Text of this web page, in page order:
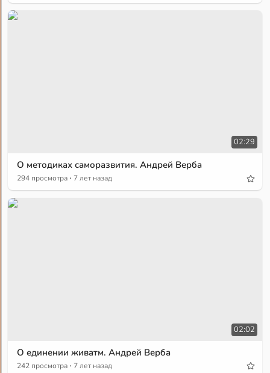
02:29
О методиках саморазвития. Андрей Верба
294 просмотра · 7 лет назад
02:02
О единении живатм. Андрей Верба
242 просмотра · 7 лет назад